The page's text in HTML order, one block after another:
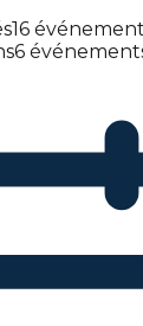
16
6